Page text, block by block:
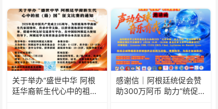
关于举办“盛世中华 阿根
廷华裔新生代心中的祖
感谢信｜阿根廷统促会赞
助300万阿币 助力“统促